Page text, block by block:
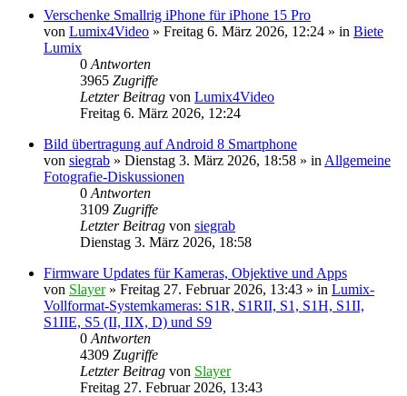
Verschenke Smallrig iPhone für iPhone 15 Pro
von Lumix4Video » Freitag 6. März 2026, 12:24 » in Biete
Lumix
0 Antworten
3965 Zugriffe
Letzter Beitrag von Lumix4Video
Freitag 6. März 2026, 12:24
Bild übertragung auf Android 8 Smartphone
von siegrab » Dienstag 3. März 2026, 18:58 » in Allgemeine
Fotografie-Diskussionen
0 Antworten
3109 Zugriffe
Letzter Beitrag von siegrab
Dienstag 3. März 2026, 18:58
Firmware Updates für Kameras, Objektive und Apps
von Slayer» Freitag 27. Februar 2026, 13:43 » in Lumix-
Vollformat-Systemkameras: S1R, S1RII, S1, S1H, S1II,
S1IIE, S5 (II, IIX, D) und S9
0 Antworten
4309 Zugriffe
Letzter Beitrag von Slayer
Freitag 27. Februar 2026, 13:43